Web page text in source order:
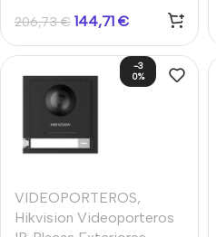
Cámara 2MP IR Botón
Tarjeta Mifare Audio
bidireccional Superficie
‬IP65
206,73€ 144,71 €
-3
0%
VIDEOPORTEROS,
Hikvision Videoporteros